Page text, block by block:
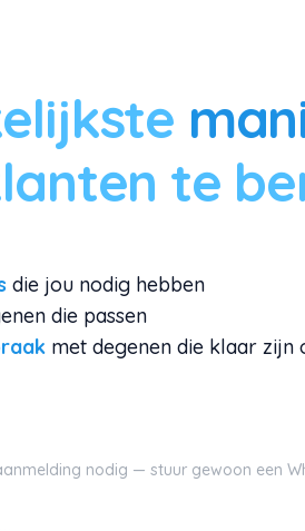
te
die jou nodig hebben
die passen
met degenen die klaar zijn
nodig — stuur gewoon een